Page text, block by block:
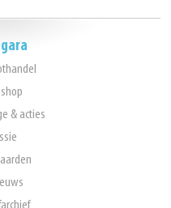
& acties